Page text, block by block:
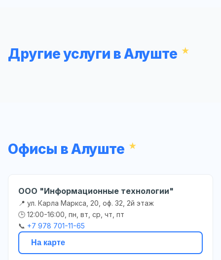
Другие услуги в Алуште
Офисы в Алуште
ООО "Информационные технологии"
📍 ул. Карла Маркса, 20, оф. 32, 2й этаж
🕒 12:00-16:00, пн, вт, ср, чт, пт
📞 +7 978 701-11-65
На карте